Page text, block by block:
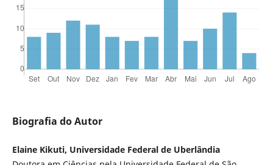
Biografia do Autor
Elaine Kikuti, Universidade Federal de Uberlândia